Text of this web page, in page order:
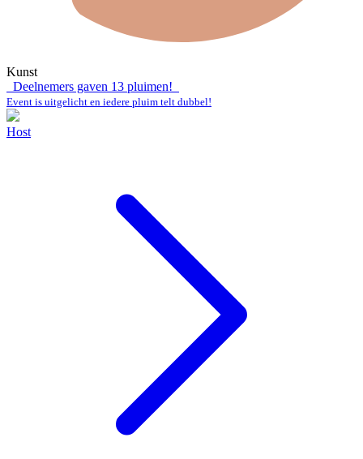
Kunst
Deelnemers gaven 13 pluimen!
Event is uitgelicht en iedere pluim telt dubbel!
Host